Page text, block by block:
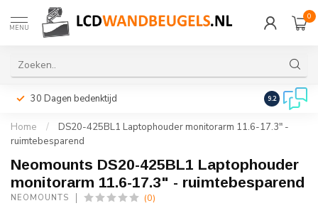
MENU
0
30 Dagen bedenktijd Snelle
9.2
Home /
DS20-425BL1 Laptophouder monitorarm 11.6-17.3" -
ruimtebesparend
Neomounts DS20-425BL1 Laptophouder
monitorarm 11.6-17.3" - ruimtebesparend
NEOMOUNTS (0)